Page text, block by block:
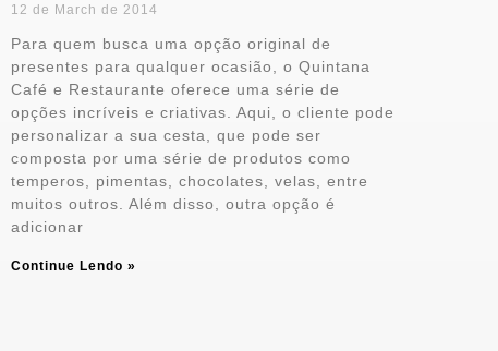
12 de March de 2014
Para quem busca uma opção original de
presentes para qualquer ocasião, o Quintana
Café e Restaurante oferece uma série de
opções incríveis e criativas. Aqui, o cliente pode
personalizar a sua cesta, que pode ser
composta por uma série de produtos como
temperos, pimentas, chocolates, velas, entre
muitos outros. Além disso, outra opção é
adicionar
Continue Lendo »